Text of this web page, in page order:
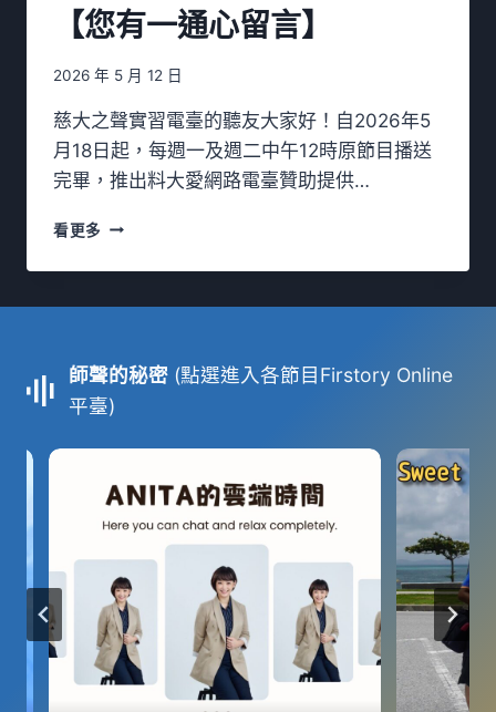
～
樂
效
說
故
事
【您有一通心留言】
2026 年 5 月 12 日
慈大之聲實習電臺的聽友大家好！自2026年5
月18日起，每週一及週二中午12時原節目播送
完畢，推出料大愛網路電臺贊助提供…
看更多 慈
之
1
8
,
9
播
節
目
：
【
慈
師聲的秘密 (點選進入各節目Firstory Online
平臺)